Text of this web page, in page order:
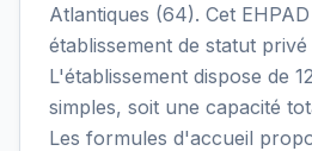
Atlantiques (64). Cet
établissement de statut
L'établissement dispose de
simples, soit une capacité
Les formules d'accueil